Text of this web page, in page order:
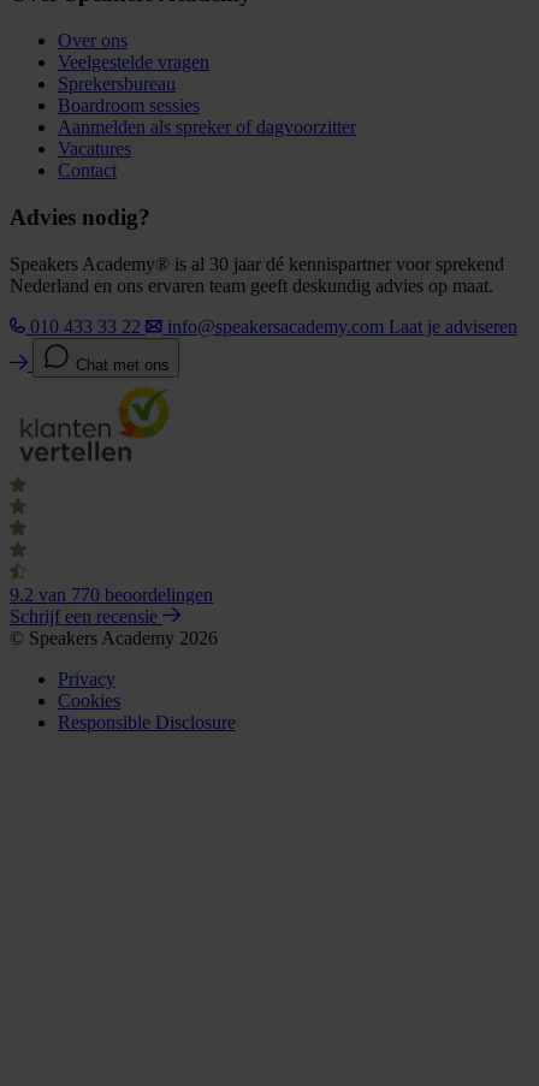
Over ons
Veelgestelde vragen
Sprekersbureau
Boardroom sessies
Aanmelden als spreker of dagvoorzitter
Vacatures
Contact
Advies nodig?
Speakers Academy® is al 30 jaar dé kennispartner voor sprekend
Nederland en ons ervaren team geeft deskundig advies op maat.
010 433 33 22
info@speakersacademy.com Laat je adviseren
Chat met ons
9.2 van 770 beoordelingen
Schrijf een recensie
© Speakers Academy 2026
Privacy
Cookies
Responsible Disclosure